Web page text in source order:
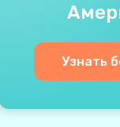
Узнать